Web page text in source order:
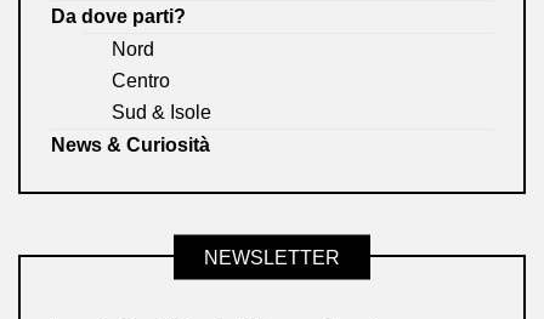
Da dove parti?
Nord
Centro
Sud & Isole
News & Curiosità
NEWSLETTER